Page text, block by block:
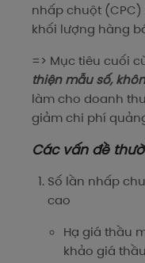
nhấp chuột
khối lượng hàng
=> Mục tiêu cuối
thiện mẫu số,
làm cho doanh
giảm chi phí
Các vấn đề
Số lần nhấp
cao
Hạ giá thầu
khảo giá